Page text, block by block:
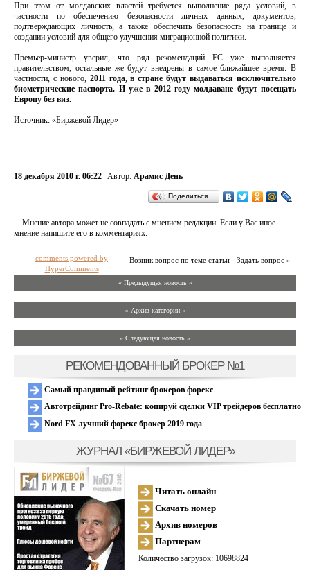
При этом от молдавских властей требуется выполнение ряда условий, в
частности по обеспечению безопасности личных данных, документов,
подтверждающих личность, а также обеспечить безопасность на границе и
создании условий для общего улучшения миграционной политики.
Премьер-министр уверил, что ряд рекомендаций ЕС уже выполняется
правительством, остальные же будут внедрены в самое ближайшее время. В
частности, с нового, 2011 года, в стране будут выдаваться исключительно
биометрические паспорта. И уже в 2012 году молдаване будут посещать
Европу без виз.
Источник: «Биржевой Лидер»
18 декабря 2010 г. 06:22 Автор: Арамис День
Поделиться…
Мнение автора может не совпадать с мнением редакции. Если у Вас иное
мнение напишите его в комментариях.
Возник вопрос по теме статьи - Задать вопрос »
comments powered by
HyperComments
« Предыдущая новость «
» Архив категории «
» Следующая новость »
РЕКОМЕНДОВАННЫЙ БРОКЕР №1
Самый правдивый рейтинг брокеров форекс
Автотрейдинг Pro-Rebate: копируй сделки VIP трейдеров бесплатно
Nord FX лучший форекс брокер 2019 года
ЖУРНАЛ «БИРЖЕВОЙ ЛИДЕР»
Читать онлайн
Скачать номер
Архив номеров
Партнерам
Количество загрузок: 10698824